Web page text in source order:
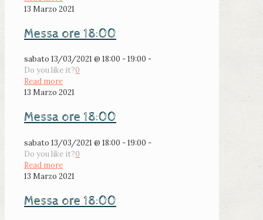
13 Marzo 2021
Messa ore 18:00
sabato 13/03/2021 @ 18:00 - 19:00 -
Do you like it?0
Read more
13 Marzo 2021
Messa ore 18:00
sabato 13/03/2021 @ 18:00 - 19:00 -
Do you like it?0
Read more
13 Marzo 2021
Messa ore 18:00